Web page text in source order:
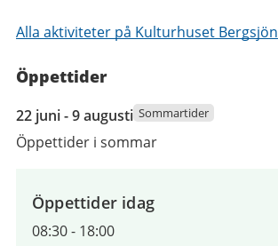
Alla aktiviteter på Kulturhuset Bergsjön
Öppettider
22
juni
2026
augusti
2026
22 juni - 9 augusti Sommartider
Öppettider i sommar
Öppettider idag
08:30- 18:00